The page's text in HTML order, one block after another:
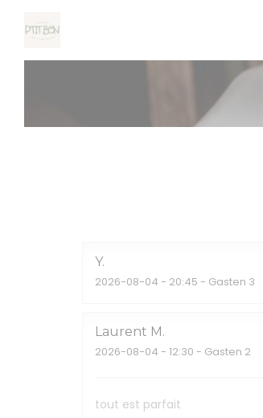
Y
2026-08-04 - 20:45 - Gasten 3
Laurent M
2026-08-04 - 12:30 - Gasten 2
tout est parfait